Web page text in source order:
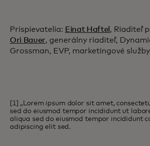
Prispievatelia: Einat Haftel , Riaditeľ
Ori Bauer, generálny riaditeľ,
Grossman, EVP, marketingové služby
[1] „Lorem ipsum dolor sit amet,
sed do eiusmod tempor incididunt ut
aliqua sed do eiusmod tempor incididunt
adipiscing elit sed.